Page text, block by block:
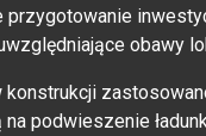
przygotowanie
obawy
podwieszenie